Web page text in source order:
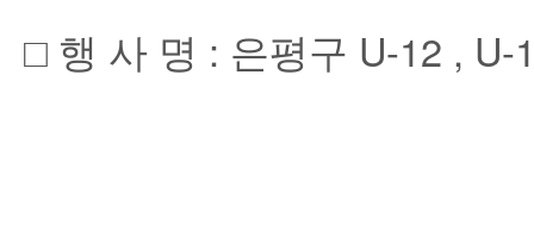
□ 행 사 명 : 은평구 U-12 ,